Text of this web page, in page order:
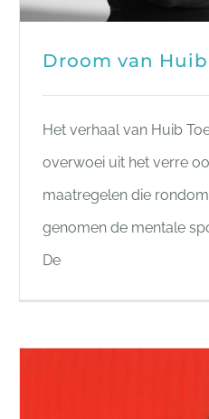
Droom van Huib
Het verhaal van Huib
overwoei uit het verre
maatregelen die
genomen de mentale
De